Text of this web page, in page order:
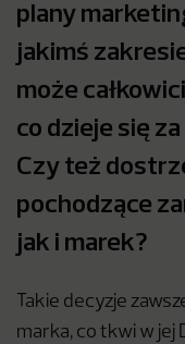
plany
jakimś
może
co dzieje się
Czy też
pochodzące
jak i marek?
Takie decyzje
marka, co tkwi w jej